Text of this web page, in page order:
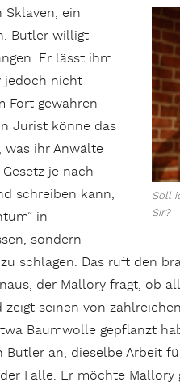
Soll
Sir?
Sklaven, ein
Butler willigt
Er lässt ihm
jedoch nicht
Fort gewähren
Jurist könne das
was ihr Anwälte
je nach
schreiben kann,
in
sondern
schlagen. Das ruft den
der Mallory fragt, ob
seinen von
Baumwolle gepflanzt
an, dieselbe Arbeit
Falle. Er möchte